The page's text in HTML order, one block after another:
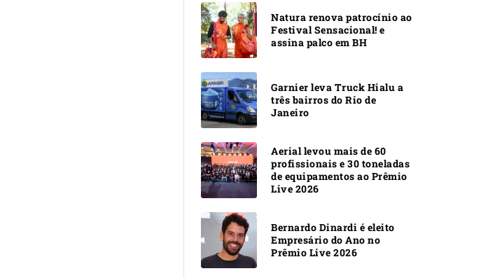
Natura renova patrocínio ao
Festival Sensacional! e
assina palco em BH
Garnier leva Truck Hialu a
três bairros do Rio de
Janeiro
Aerial levou mais de 60
profissionais e 30 toneladas
de equipamentos ao Prêmio
Live 2026
Bernardo Dinardi é eleito
Empresário do Ano no
Prêmio Live 2026